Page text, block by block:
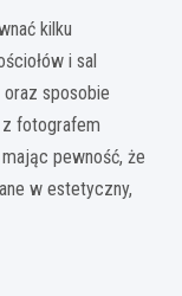
kilku
i sal
sposobie
z fotografem
pewność, że
w estetyczny,